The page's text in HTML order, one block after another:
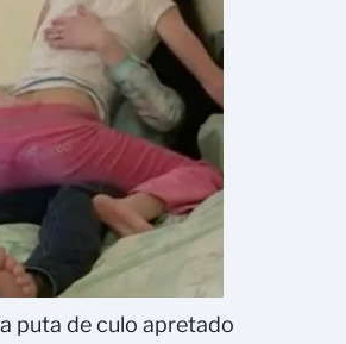
puta de culo apretado